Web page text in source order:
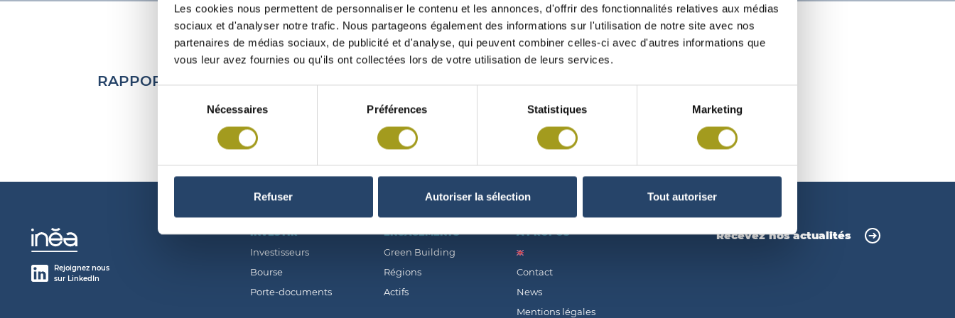
Les cookies nous permettent de personnaliser le contenu et les annonces, d'offrir des fonctionnalités relatives aux médias
sociaux et d'analyser notre trafic. Nous partageons également des informations sur l'utilisation de notre site avec nos
partenaires de médias sociaux, de publicité et d'analyse, qui peuvent combiner celles-ci avec d'autres informations que
vous leur avez fournies ou qu'ils ont collectées lors de votre utilisation de leurs services.
consentement
Nécessaires Préférences Statistiques Marketing
Refuser Autoriser la sélection Tout autoriser
RAPPORT DU CAC SUR LES COMPTES CONSOLIDÉS 2020
Rejoignez nous
sur LinkedIn
INVESTIR
Investisseurs
Bourse
Porte-documents
ENGAGEMENTS
Green Building
Régions
Actifs
À PROPOS
Contact
News
Mentions légales
Recevez nos actualités